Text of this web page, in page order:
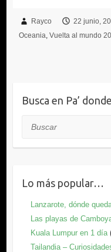
Rayco 22 junio,
Oceania Vuelta al mundo
Busca en Pa’
Buscar
Lo más popular…
Lanzarote, dónde
Las playas de
Kuala Lumpur en 1 día
Tailandia –